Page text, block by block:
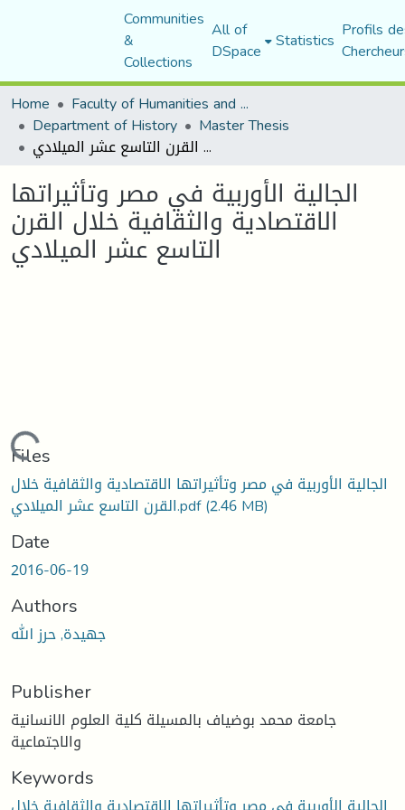
Communities
&
Collections
All of
DSpace Statistics Profils
Home
Faculty of Humanities and Social Sciences
Department of History Master Thesis
الجالية الأوربية في مصر وتأثيراتها الاقتصادية والثقافية خلال القرن التاسع عشر الميلادي
الجالية الأوربية في مصر وتأثيراتها
الاقتصادية والثقافية خلال القرن
التاسع عشر الميلادي
Loading...
Files
الجالية الأوربية في مصر وتأثيراتها الاقتصادية والثقافية خلال
القرن التاسع عشر الميلادي.pdf(2.46 MB)
Date
2016-06-19
Authors
جهيدة, حرز الله
Publisher
جامعة محمد بوضياف بالمسيلة كلية العلوم الانسانية
والاجتماعية
Keywords